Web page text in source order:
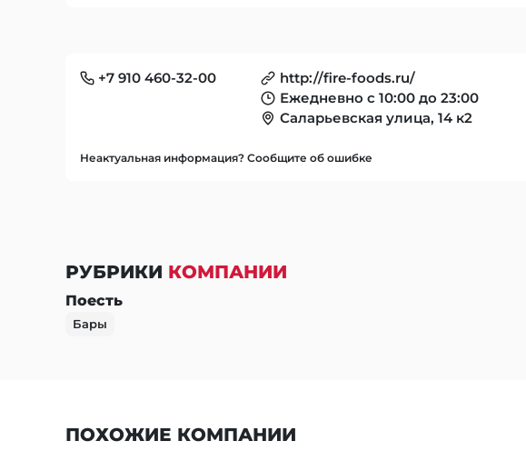
+7 910 460-32-00
http://fire-foods.ru/
Ежедневно с 10:00 до 23:00
Саларьевская улица, 14 к2
Неактуальная информация? Сообщите об ошибке
РУБРИКИ КОМПАНИИ
Поесть
Бары
ПОХОЖИЕ КОМПАНИИ